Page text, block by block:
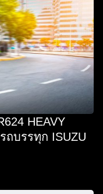
HEAVY
ถบรรทุก ISUZU